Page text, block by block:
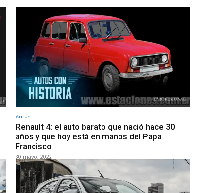
Autos
Renault 4: el auto barato que nació hace 30
años y que hoy está en manos del Papa
Francisco
30 mayo, 2022